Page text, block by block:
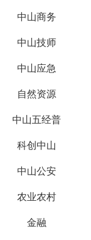
中山商务
中山技师
中山应急
自然资源
中山五经普
科创中山
中山公安
农业农村
金融